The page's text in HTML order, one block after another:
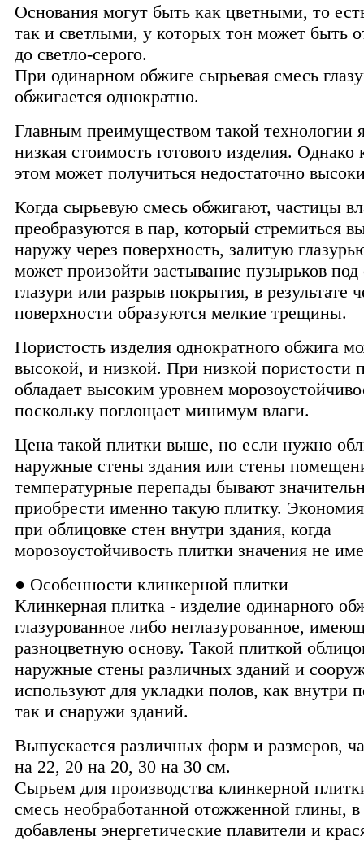
Основания могут быть как цветными, то
так и светлыми, у которых тон может быть
до светло-серого.
При одинарном обжиге сырьевая смесь
обжигается однократно.
Главным преимуществом такой технологии
низкая стоимость готового изделия. Однако
этом может получиться недостаточно
Когда сырьевую смесь обжигают, частицы
преобразуются в пар, который стремиться
наружу через поверхность, залитую
может произойти застывание пузырьков под
глазури или разрыв покрытия, в результате
поверхности образуются мелкие трещины.
Пористость изделия однократного обжига
высокой, и низкой. При низкой пористости
обладает высоким уровнем
поскольку поглощает минимум влаги.
Цена такой плитки выше, но если нужно
наружные стены здания или стены
температурные перепады бывают
приобрести именно такую плитку.
при облицовке стен внутри здания, когда
морозоустойчивость плитки значения не
● Особенности клинкерной плитки
Клинкерная плитка - изделие одинарного
глазурованное либо неглазурованное,
разноцветную основу. Такой плиткой
наружные стены различных зданий и
используют для укладки полов, как внутри
так и снаружи зданий.
Выпускается различных форм и размеров,
на 22, 20 на 20, 30 на 30 см.
Сырьем для производства клинкерной
смесь необработанной отожженной глины,
добавлены энергетические плавители и